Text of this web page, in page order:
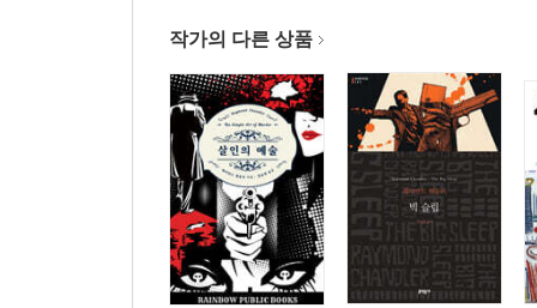
작가의 다른 상품